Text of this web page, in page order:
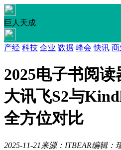
巨人天成
产经 科技 企业 数据 峰会 快讯 商
2025电子书阅
大讯飞S2与
全方位对比
2025-11-21 来源：ITBEAR编辑：